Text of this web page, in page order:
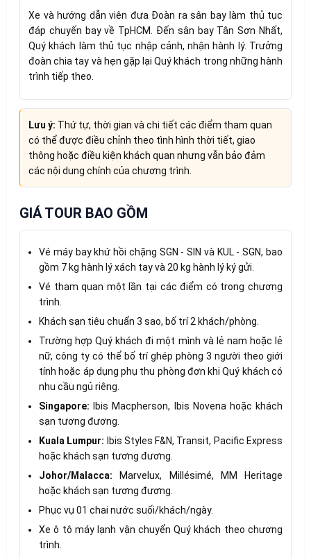
Xe và hướng dẫn viên đưa Đoàn ra sân bay làm thủ tục
đáp chuyến bay về TpHCM. Đến sân bay Tân Sơn Nhất,
Quý khách làm thủ tục nhập cảnh, nhận hành lý. Trưởng
đoàn chia tay và hẹn gặp lại Quý khách trong những hành
trình tiếp theo.
Lưu ý: Thứ tự, thời gian và chi tiết các điểm tham quan
có thể được điều chỉnh theo tình hình thời tiết, giao
thông hoặc điều kiện khách quan nhưng vẫn bảo đảm
các nội dung chính của chương trình.
GIÁ TOUR BAO GỒM
Vé máy bay khứ hồi chặng SGN - SIN và KUL - SGN, bao
gồm 7 kg hành lý xách tay và 20 kg hành lý ký gửi.
Vé tham quan một lần tại các điểm có trong chương
trình.
Khách sạn tiêu chuẩn 3 sao, bố trí 2 khách/phòng.
Trường hợp Quý khách đi một mình và lẻ nam hoặc lẻ
nữ, công ty có thể bố trí ghép phòng 3 người theo giới
tính hoặc áp dụng phụ thu phòng đơn khi Quý khách có
nhu cầu ngủ riêng.
Singapore: Ibis Macpherson, Ibis Novena hoặc khách
sạn tương đương.
Kuala Lumpur: Ibis Styles F&N, Transit, Pacific Express
hoặc khách sạn tương đương.
Johor/Malacca: Marvelux, Millésimé, MM Heritage
hoặc khách sạn tương đương.
Phục vụ 01 chai nước suối/khách/ngày.
Xe ô tô máy lạnh vận chuyển Quý khách theo chương
trình.